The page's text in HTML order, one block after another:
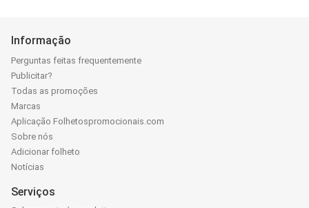
Informação
Perguntas feitas frequentemente
Publicitar?
Todas as promoções
Marcas
Aplicação Folhetospromocionais.com
Sobre nós
Adicionar folheto
Notícias
Serviços